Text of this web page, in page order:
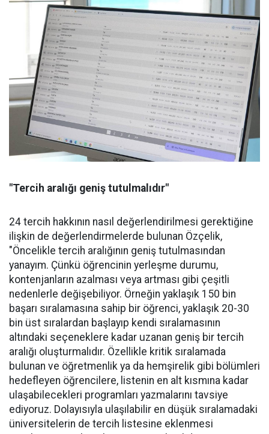
"Tercih aralığı geniş tutulmalıdır"
24 tercih hakkının nasıl değerlendirilmesi gerektiğine
ilişkin de değerlendirmelerde bulunan Özçelik,
"Öncelikle tercih aralığının geniş tutulmasından
yanayım. Çünkü öğrencinin yerleşme durumu,
kontenjanların azalması veya artması gibi çeşitli
nedenlerle değişebiliyor. Örneğin yaklaşık 150 bin
başarı sıralamasına sahip bir öğrenci, yaklaşık 20-30
bin üst sıralardan başlayıp kendi sıralamasının
altındaki seçeneklere kadar uzanan geniş bir tercih
aralığı oluşturmalıdır. Özellikle kritik sıralamada
bulunan ve öğretmenlik ya da hemşirelik gibi bölümleri
hedefleyen öğrencilere, listenin en alt kısmına kadar
ulaşabilecekleri programları yazmalarını tavsiye
ediyoruz. Dolayısıyla ulaşılabilir en düşük sıralamadaki
üniversitelerin de tercih listesine eklenmesi